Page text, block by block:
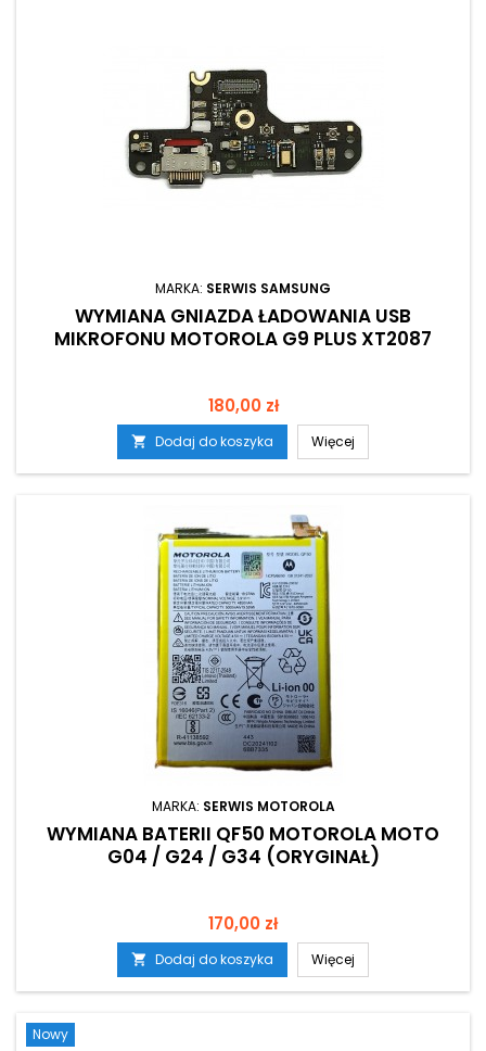
MARKA: SERWIS SAMSUNG
WYMIANA GNIAZDA ŁADOWANIA USB
MIKROFONU MOTOROLA G9 PLUS XT2087
Cena
180,00 zł
 Dodaj do koszyka Więcej
MARKA: SERWIS MOTOROLA
WYMIANA BATERII QF50 MOTOROLA MOTO
G04 / G24 / G34 (ORYGINAŁ)
Cena
170,00 zł
 Dodaj do koszyka Więcej
Nowy